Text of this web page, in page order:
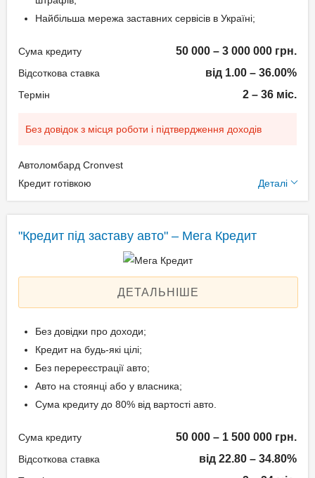
Найбільша мережа заставних сервісів в Україні;
Сума кредиту 50 000 – 3 000 000 грн.
Відсоткова ставка від 1.00 – 36.00%
Термін 2 – 36 міс.
Без довідок з місця роботи і підтвердження доходів
Автоломбард Cronvest
Кредит готівкою
Деталі
Щомісячна комісія: 0.00%
Застава: Автотранспорт
Aннуітет
Спосіб погашення:
Способи погашення
На розрахунковий
"Кредит під заставу авто" – Мега Кредит
ДЕТАЛЬНІШЕ
Без довідки про доходи;
Кредит на будь-які цілі;
Без перереєстрації авто;
Авто на стоянці або у власника;
Сума кредиту до 80% від вартості авто.
Сума кредиту 50 000 – 1 500 000 грн.
Відсоткова ставка від 22.80 – 34.80%